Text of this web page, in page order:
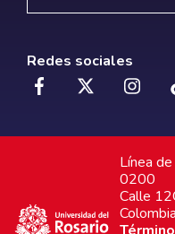
Redes sociales
Línea
0200
Calle
Colombia